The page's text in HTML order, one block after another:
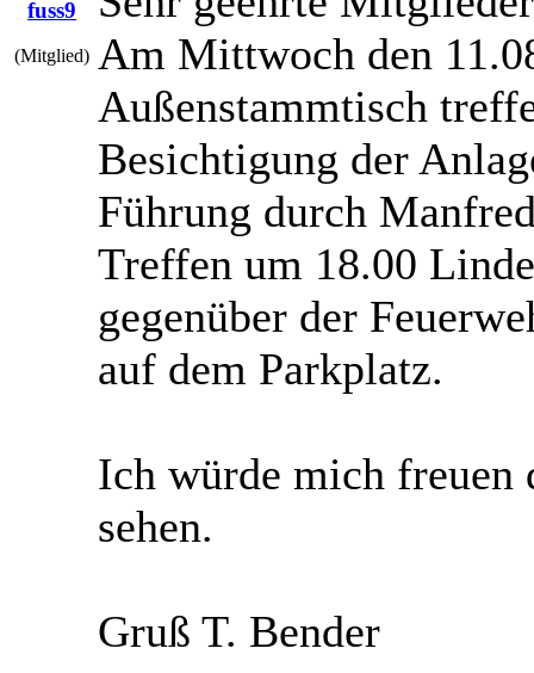
fuss9
(Mitglied) Am Mittwoch den
Außenstammtisch
Besichtigung der
Führung durch
Treffen um 18.00
gegenüber der
auf dem Parkplatz.
Ich würde mich freuen
sehen.
Gruß T. Bender